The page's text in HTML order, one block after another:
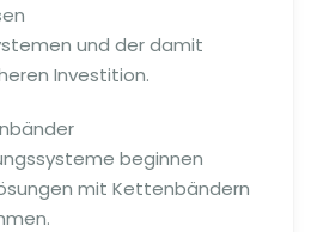
und der damit
Investition.
beginnen
mit Kettenbändern